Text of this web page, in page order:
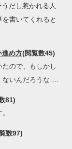
だし惹かれる人
書いてくれると
進め方(閲覧数45)
ので、もしかし
いんだろうな….
81)
数97)